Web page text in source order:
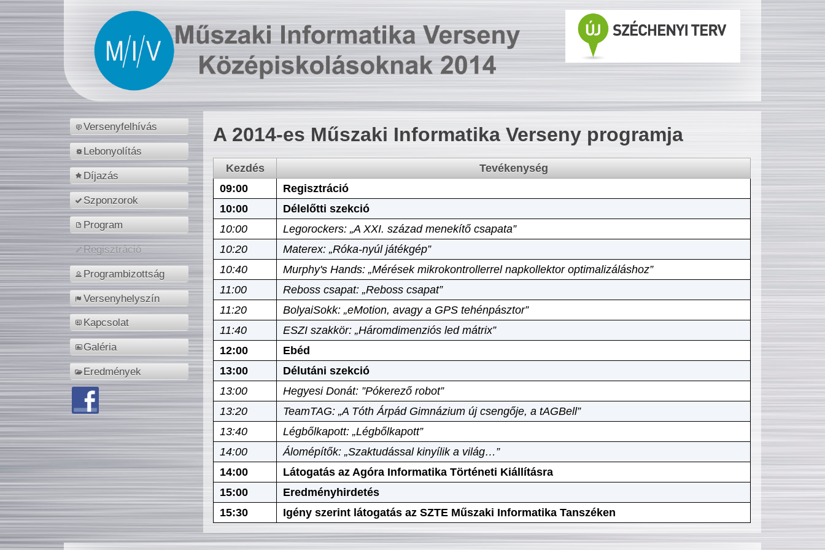
Versenyfelhívás
Lebonyolítás
Díjazás
Szponzorok
Program
Regisztráció
Programbizottság
Versenyhelyszín
Kapcsolat
Galéria
Eredmények
A 2014-es Műszaki Informatika Verseny programja
Kezdés
Tevékenység
09:00
Regisztráció
10:00
Délelőtti szekció
10:00
Legorockers: „A XXI. század menekítő csapata”
10:20
Materex: „Róka-nyúl játékgép”
10:40
Murphy's Hands: „Mérések mikrokontrollerrel napkollektor optimalizáláshoz”
11:00
Reboss csapat: „Reboss csapat”
11:20
BolyaiSokk: „eMotion, avagy a GPS tehénpásztor”
11:40
ESZI szakkör: „Háromdimenziós led mátrix”
12:00
Ebéd
13:00
Délutáni szekció
13:00
Hegyesi Donát: ”Pókerező robot”
13:20
TeamTAG: „A Tóth Árpád Gimnázium új csengője, a tAGBell”
13:40
Légbőlkapott: „Légbőlkapott”
14:00
Álomépítők: „Szaktudással kinyílik a világ…”
14:00
Látogatás az Agóra Informatika Történeti Kiállításra
15:00
Eredményhirdetés
15:30
Igény szerint látogatás az SZTE Műszaki Informatika Tanszéken